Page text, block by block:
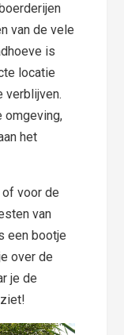
van de vele
is
locatie
verblijven.
omgeving,
het
of voor de
van
een bootje
over de
je de